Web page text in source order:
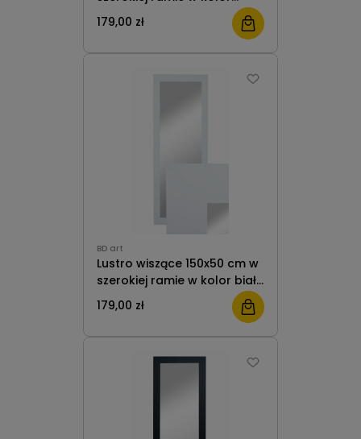
beton szary do salonu
pokoju przedpokoju B.D. Art
179,00 zł
BD art
Lustro wiszące 150x50 cm w
szerokiej ramie w kolor biały
do salonu pokoju
przedpokoju B.D. Art
179,00 zł